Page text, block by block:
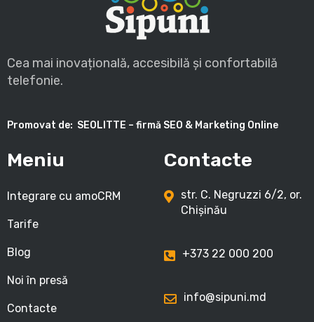
Cea mai inovațională, accesibilă și confortabilă
telefonie.
Promovat de: SEOLITTE – firmă SEO & Marketing Online
Meniu
Integrare cu amoCRM
Tarife
Blog
Noi în presă
Contacte
Contacte
str. C. Negruzzi 6/2, or.
Chișinău
+373 22 000 200
info@sipuni.md